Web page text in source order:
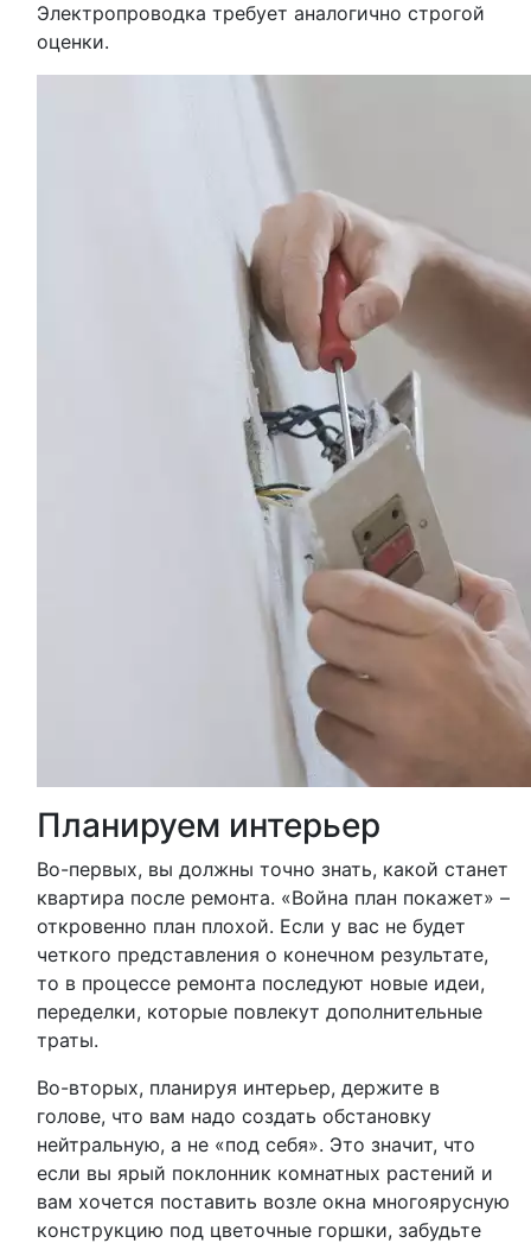
Электропроводка требует аналогично строгой
оценки.
Планируем интерьер
Во-первых, вы должны точно знать, какой станет
квартира после ремонта. «Война план покажет» –
откровенно план плохой. Если у вас не будет
четкого представления о конечном результате,
то в процессе ремонта последуют новые идеи,
переделки, которые повлекут дополнительные
траты.
Во-вторых, планируя интерьер, держите в
голове, что вам надо создать обстановку
нейтральную, а не «под себя». Это значит, что
если вы ярый поклонник комнатных растений и
вам хочется поставить возле окна многоярусную
конструкцию под цветочные горшки, забудьте